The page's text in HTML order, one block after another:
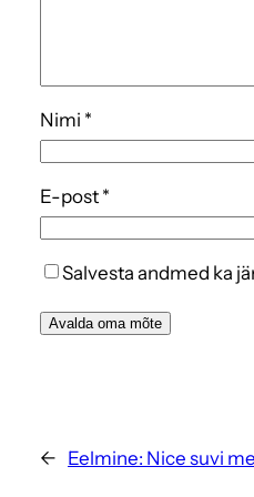
Nimi *
E-post *
Salvesta andmed ka
← Eelmine: Nice suvi